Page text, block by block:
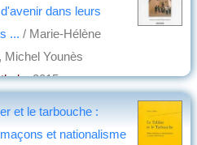
dans leurs
... / Marie-Hélène
Michel Younès
, 2015
et le tarbouche :
et nationalisme